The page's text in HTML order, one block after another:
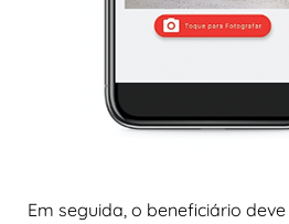
Em seguida, o beneficiário deve